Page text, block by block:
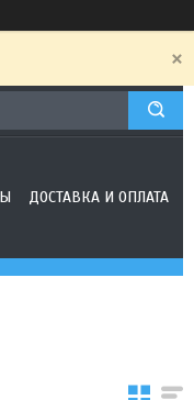
ДОСТАВКА И ОПЛАТА